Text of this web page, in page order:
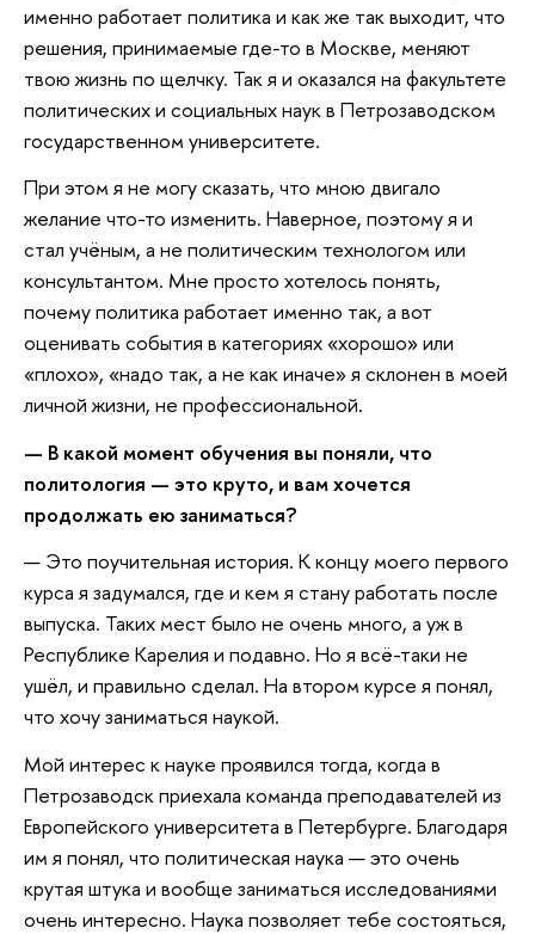
именно работает политика и как же так выходит, что
решения, принимаемые где-то в Москве, меняют
твою жизнь по щелчку. Так я и оказался на факультете
политических и социальных наук в Петрозаводском
государственном университете.
При этом я не могу сказать, что мною двигало
желание что-то изменить. Наверное, поэтому я и
стал учёным, а не политическим технологом или
консультантом. Мне просто хотелось понять,
почему политика работает именно так, а вот
оценивать события в категориях «хорошо» или
«плохо», «надо так, а не как иначе» я склонен в моей
личной жизни, не профессиональной.
— В какой момент обучения вы поняли, что
политология — это круто, и вам хочется
продолжать ею заниматься?
— Это поучительная история. К концу моего первого
курса я задумался, где и кем я стану работать после
выпуска. Таких мест было не очень много, а уж в
Республике Карелия и подавно. Но я всё-таки не
ушёл, и правильно сделал. На втором курсе я понял,
что хочу заниматься наукой.
Мой интерес к науке проявился тогда, когда в
Петрозаводск приехала команда преподавателей из
Европейского университета в Петербурге. Благодаря
им я понял, что политическая наука — это очень
крутая штука и вообще заниматься исследованиями
очень интересно. Наука позволяет тебе состояться,